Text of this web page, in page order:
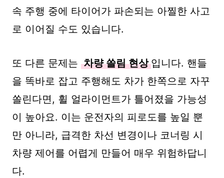
속 주행 중에 타이어가 파손되는 아찔한 사고
로 이어질 수도 있습니다.
또 다른 문제는 차량 쏠림 현상 입니다. 핸들
을 똑바로 잡고 주행해도 차가 한쪽으로 자꾸
쏠린다면, 휠 얼라이먼트가 틀어졌을 가능성
이 높아요. 이는 운전자의 피로도를 높일 뿐
만 아니라, 급격한 차선 변경이나 코너링 시
차량 제어를 어렵게 만들어 매우 위험하답니
다.